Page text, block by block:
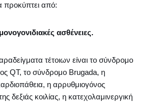
προκύπτει από:
ασθένειες.
τέτοιων είναι το σύνδρομο
QT, το σύνδρομο Brugada, η
η αρρυθμιογόνος
δεξιάς κοιλίας, η κατεχολαμινεργική